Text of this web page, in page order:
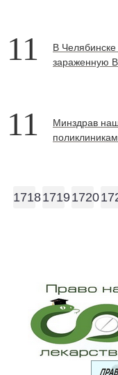
11
В
зараженную
11
Минздрав
171817191720